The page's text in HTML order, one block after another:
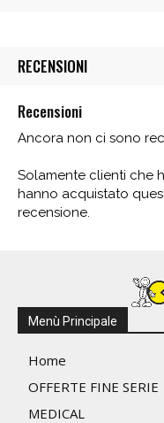
RECENSIONI
Recensioni
Ancora non ci sono
Solamente clienti che
hanno acquistato
recensione.
Menù Principale
Home
OFFERTE FINE SERIE
MEDICAL